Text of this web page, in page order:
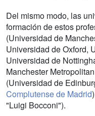
Del mismo modo, las
formación de estos
(Universidad de
Universidad de Oxford,
Universidad de
Manchester
(Universidad de
Complutense de Madrid
"Luigi Bocconi").